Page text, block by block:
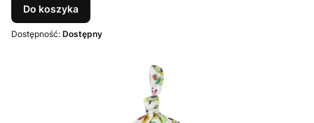
Do koszyka
Dostępność: Dostępny